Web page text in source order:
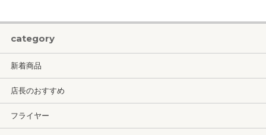
category
新着商品
店長のおすすめ
フライヤー